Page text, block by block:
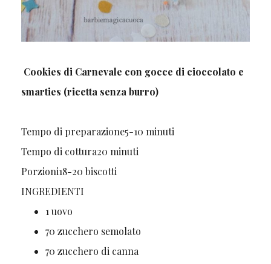
Cookies di Carnevale con gocce di cioccolato e
smarties (ricetta senza burro)
Tempo di preparazione5-10 minuti
Tempo di cottura20 minuti
Porzioni18-20 biscotti
INGREDIENTI
1 uovo
70 zucchero semolato
70 zucchero di canna